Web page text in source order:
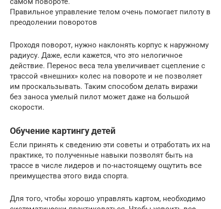
Правильное управление телом очень помогает пилоту в
преодолении поворотов
Проходя поворот, нужно наклонять корпус к наружному
радиусу. Даже, если кажется, что это нелогичное
действие. Перенос веса тела увеличивает сцепление с
трассой «внешних» колес на повороте и не позволяет
им проскальзывать. Таким способом делать виражи
без заноса умелый пилот может даже на большой
скорости.
Обучение картингу детей
Если принять к сведению эти советы и отработать их на
практике, то полученные навыки позволят быть на
трассе в числе лидеров и по-настоящему ощутить все
преимущества этого вида спорта.
Для того, чтобы хорошо управлять картом, необходимо